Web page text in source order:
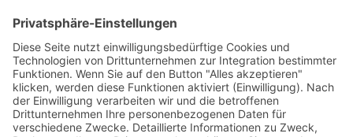
Propylenglycol (50% PG), pflanzliches
Glycerin (38% VG), demineralisiertes Wasser
(12%), Aroma Inhaltsstoffe für die Stärken:
3mg/ml, 6mg/ml, 12mg/ml & 18mg/ml
\nPropylenglycol (50% PG), pflanzliches
Glycerin (38% VG), demineralisiertes Wasser
Service-Hotline
Vertrag widerrufen